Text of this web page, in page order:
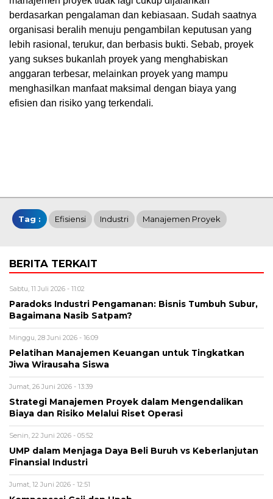
berdasarkan pengalaman dan kebiasaan. Sudah saatnya
organisasi beralih menuju pengambilan keputusan yang
lebih rasional, terukur, dan berbasis bukti. Sebab, proyek
yang sukses bukanlah proyek yang menghabiskan
anggaran terbesar, melainkan proyek yang mampu
menghasilkan manfaat maksimal dengan biaya yang
efisien dan risiko yang terkendali.
Tag : Efisiensi Industri Manajemen Proyek
BERITA TERKAIT
Sabtu, 11 Juli 2026 - 11:02
Paradoks Industri Pengamanan: Bisnis Tumbuh Subur,
Bagaimana Nasib Satpam?
Minggu, 28 Juni 2026 - 16:09
Pelatihan Manajemen Keuangan untuk Tingkatkan
Jiwa Wirausaha Siswa
Jumat, 26 Juni 2026 - 13:39
Strategi Manajemen Proyek dalam Mengendalikan
Biaya dan Risiko Melalui Riset Operasi
Senin, 22 Juni 2026 - 05:52
UMP dalam Menjaga Daya Beli Buruh vs Keberlanjutan
Finansial Industri
Jumat, 12 Juni 2026 - 12:51